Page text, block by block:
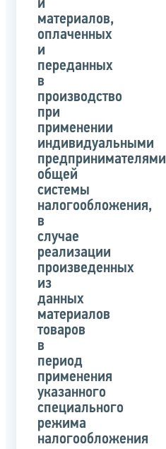
и
материалов,
оплаченных
и
переданных
в
производство
при
применении
индивидуальными
предпринимателями
общей
системы
налогообложения,
в
случае
реализации
произведенных
из
данных
материалов
товаров
в
период
применения
указанного
специального
режима
налогообложения